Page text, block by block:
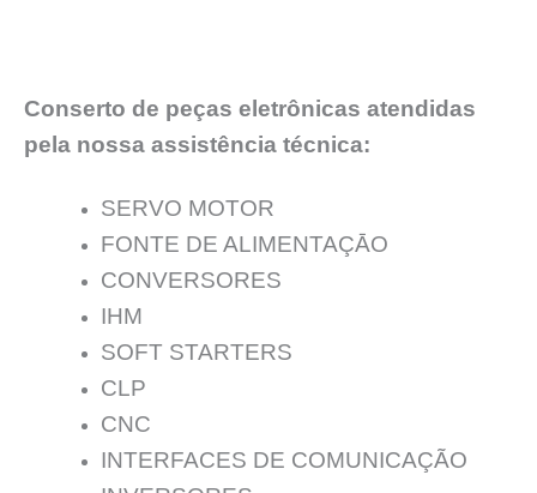
Conserto de peças eletrônicas atendidas
pela nossa assistência técnica:
SERVO MOTOR
FONTE DE ALIMENTAÇĀO
CONVERSORES
IHM
SOFT STARTERS
CLP
CNC
INTERFACES DE COMUNICAÇÃO